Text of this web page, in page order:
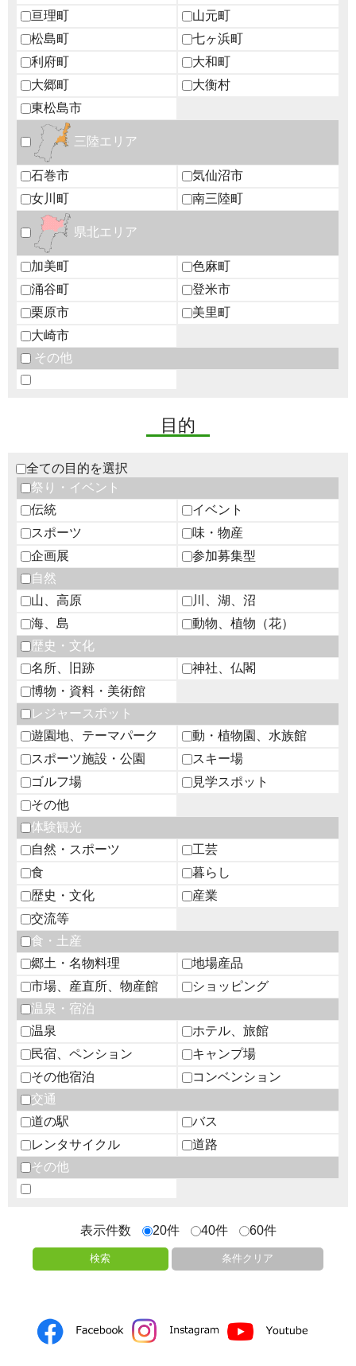
亘理町
山元町
松島町
七ヶ浜町
利府町
大和町
大郷町
大衡村
東松島市
三陸エリア
石巻市
気仙沼市
女川町
南三陸町
県北エリア
加美町
色麻町
涌谷町
登米市
栗原市
美里町
大崎市
その他
目的
全ての目的を選択
祭り・イベント
伝統
イベント
スポーツ
味・物産
企画展
参加募集型
自然
山、高原
川、湖、沼
海、島
動物、植物（花）
歴史・文化
名所、旧跡
神社、仏閣
博物・資料・美術館
レジャースポット
遊園地、テーマパーク
動・植物園、水族館
スポーツ施設・公園
スキー場
ゴルフ場
見学スポット
その他
体験観光
自然・スポーツ
工芸
食
暮らし
歴史・文化
産業
交流等
食・土産
郷土・名物料理
地場産品
市場、産直所、物産館
ショッピング
温泉・宿泊
温泉
ホテル、旅館
民宿、ペンション
キャンプ場
その他宿泊
コンベンション
交通
道の駅
バス
レンタサイクル
道路
その他
表示件数 20件 40件 60件
検索 条件クリア